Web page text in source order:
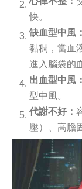
快。
缺血型中風：
黏稠，當血
進入腦袋的
出血型中風：
型中風。
代謝不好：
壓）、高膽